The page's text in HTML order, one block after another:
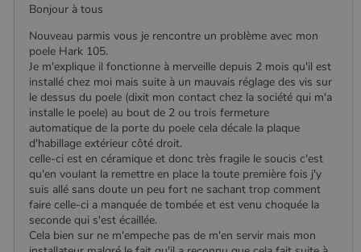
Bonjour à tous
Nouveau parmis vous je rencontre un problème avec mon
poele Hark 105.
Je m'explique il fonctionne à merveille depuis 2 mois qu'il est
installé chez moi mais suite à un mauvais réglage des vis sur
le dessus du poele (dixit mon contact chez la société qui m'a
installe le poele) au bout de 2 ou trois fermeture
automatique de la porte du poele cela décale la plaque
d'habillage extérieur côté droit.
celle-ci est en céramique et donc très fragile le soucis c'est
qu'en voulant la remettre en place la toute première fois j'y
suis allé sans doute un peu fort ne sachant trop comment
faire celle-ci a manquée de tombée et est venu choquée la
seconde qui s'est écaillée.
Cela bien sur ne m'empeche pas de m'en servir mais mon